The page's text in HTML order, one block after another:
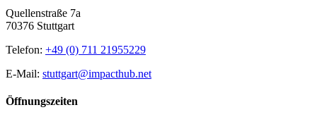
Quellenstraße 7a
70376 Stuttgart
Telefon: +49 (0) 711 21955229
E-Mail: stuttgart@impacthub.net
Öffnungszeiten